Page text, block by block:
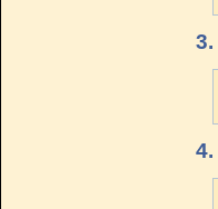
3.
4.